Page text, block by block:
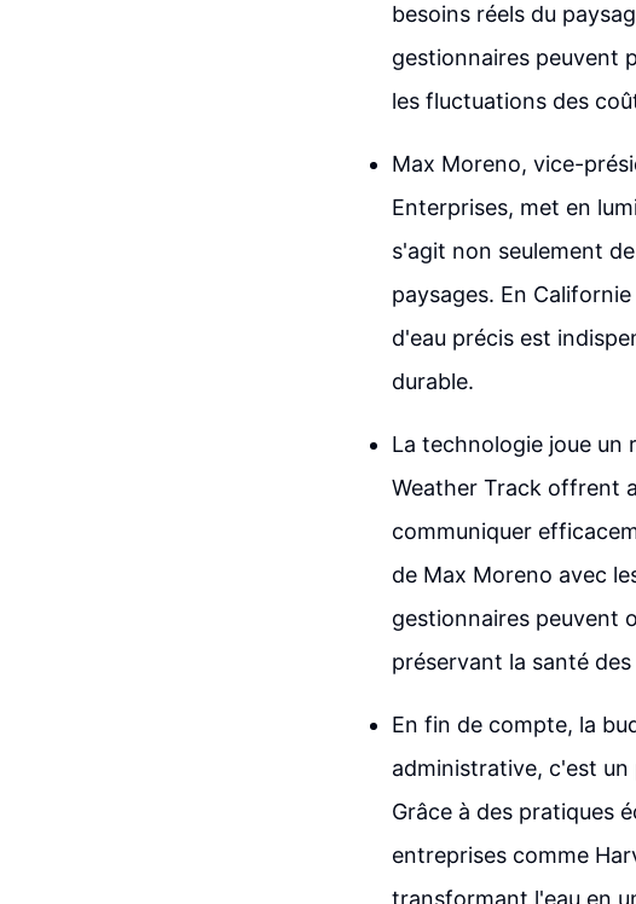
besoins réels du
gestionnaires peuvent
les fluctuations des
Max Moreno, vice-
Enterprises, met en
s'agit non seulement
paysages. En
d'eau précis est
durable.
La technologie joue un
Weather Track offrent
communiquer
de Max Moreno avec
gestionnaires peuvent
préservant la santé des
En fin de compte, la
administrative, c'est
Grâce à des pratiques
entreprises comme
transformant l'eau en